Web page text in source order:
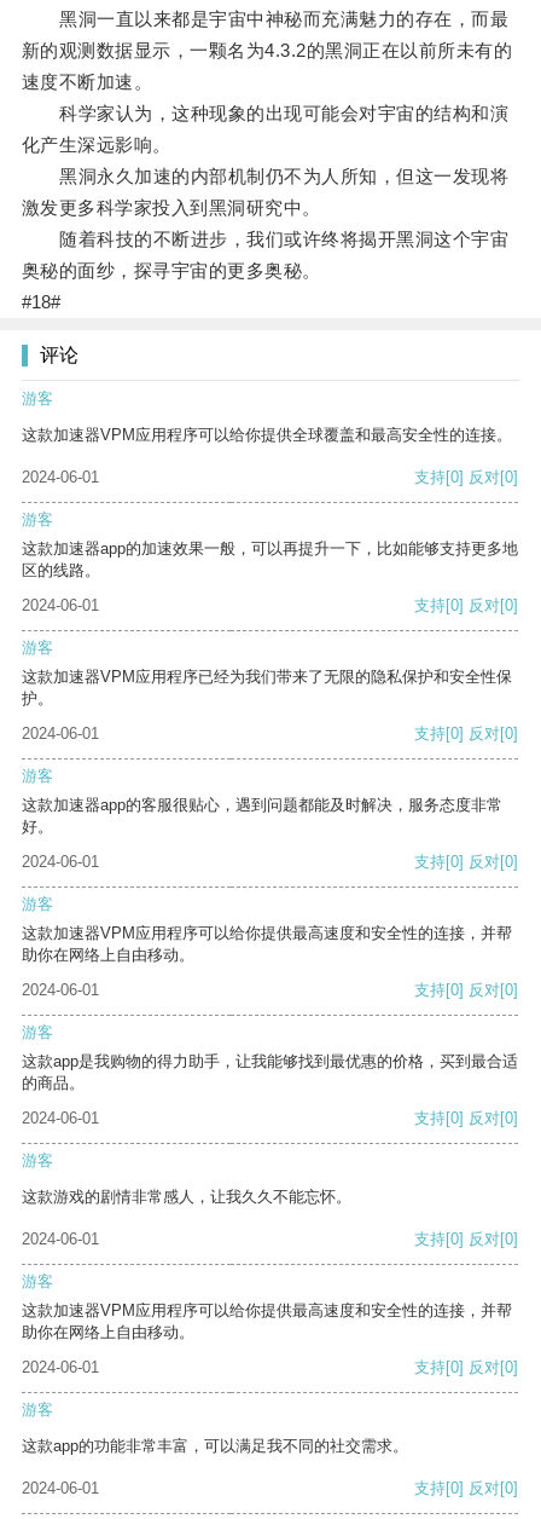
黑洞一直以来都是宇宙中神秘而充满魅力的存在，而最
新的观测数据显示，一颗名为4.3.2的黑洞正在以前所未有的
速度不断加速。
科学家认为，这种现象的出现可能会对宇宙的结构和演
化产生深远影响。
黑洞永久加速的内部机制仍不为人所知，但这一发现将
激发更多科学家投入到黑洞研究中。
随着科技的不断进步，我们或许终将揭开黑洞这个宇宙
奥秘的面纱，探寻宇宙的更多奥秘。
#18#
评论
游客
这款加速器VPM应用程序可以给你提供全球覆盖和最高安全性的连接。
2024-06-01 支持[0] 反对[0]
游客
这款加速器app的加速效果一般，可以再提升一下，比如能够支持更多地
区的线路。
2024-06-01
支持[0] 反对[0]
游客
这款加速器VPM应用程序已经为我们带来了无限的隐私保护和安全性保
护。
2024-06-01
支持[0] 反对[0]
游客
这款加速器app的客服很贴心，遇到问题都能及时解决，服务态度非常
好。
2024-06-01
支持[0] 反对[0]
游客
这款加速器VPM应用程序可以给你提供最高速度和安全性的连接，并帮
助你在网络上自由移动。
2024-06-01
支持[0] 反对[0]
游客
这款app是我购物的得力助手，让我能够找到最优惠的价格，买到最合适
的商品。
2024-06-01
支持[0] 反对[0]
游客
这款游戏的剧情非常感人，让我久久不能忘怀。
2024-06-01 支持[0] 反对[0]
游客
这款加速器VPM应用程序可以给你提供最高速度和安全性的连接，并帮
助你在网络上自由移动。
2024-06-01
支持[0] 反对[0]
游客
这款app的功能非常丰富，可以满足我不同的社交需求。
2024-06-01 支持[0] 反对[0]